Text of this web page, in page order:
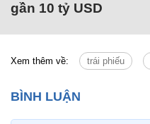
gần 10 tỷ USD
Xem thêm về: trái phiếu